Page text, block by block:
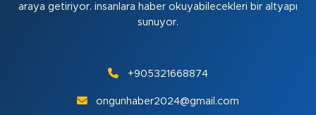
araya getiriyor. insanlara haber okuyabilecekleri bir altyapı
sunuyor.
+905321668874
ongunhaber2024@gmail.com